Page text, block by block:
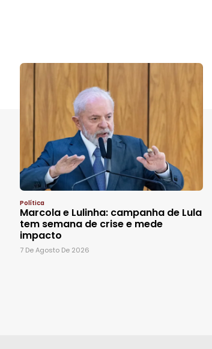
Política
Marcola e Lulinha: campanha de Lula
tem semana de crise e mede
impacto
7 De Agosto De 2026